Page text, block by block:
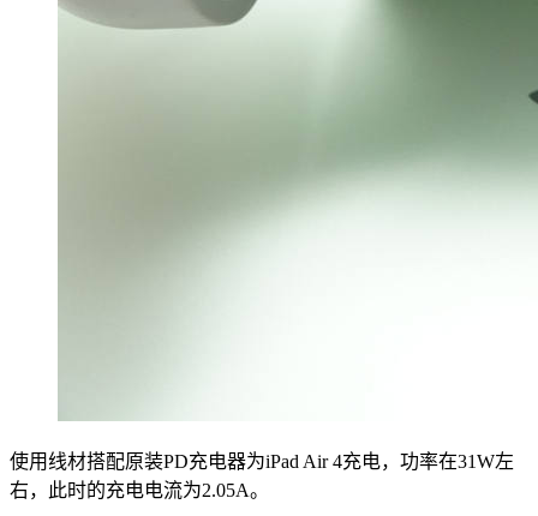
使用线材搭配原装PD充电器为iPad Air 4充电，功率在31W左
右，此时的充电电流为2.05A。